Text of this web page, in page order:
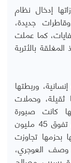
إدخال نظام
جديدة،
كما عملت
بالأتربة
وربطتها
ثقيلة، وحملات
كانت صبورة
ومبتكرة، "وجدت الصندوق مثقلاً بديون تفوق 45 مليون
بحزمها تجاوزت
وصف العوجري،